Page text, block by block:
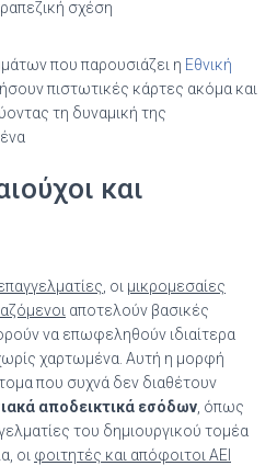
σχέση
που παρουσιάζει η Εθνική
πιστωτικές κάρτες ακόμα και
τη δυναμική της
και
, οι μικρομεσαίες
αποτελούν βασικές
να επωφεληθούν ιδιαίτερα
χαρτωμένα. Αυτή η μορφή
που συχνά δεν διαθέτουν
αποδεικτικά εσόδων, όπως
του δημιουργικού τομέα
οι φοιτητές και απόφοιτοι ΑΕΙ